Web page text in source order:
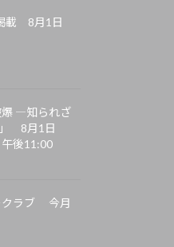
載 8月1日
爆 ―知られざ
8月1日
午後11:00
クラブ 今月